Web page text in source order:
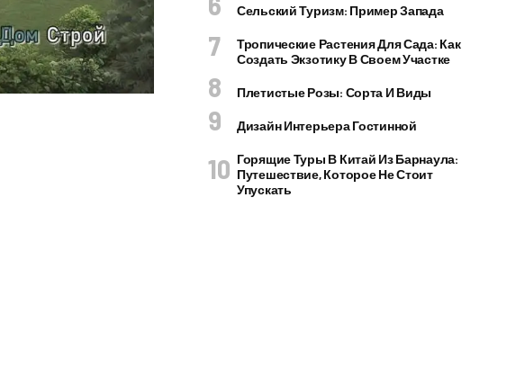
Сельский Туризм: Пример Запада
Тропические Растения Для Сада: Как
Создать Экзотику В Своем Участке
Плетистые Розы: Сорта И Виды
Дизайн Интерьера Гостинной
Горящие Туры В Китай Из Барнаула:
Путешествие, Которое Не Стоит
Упускать